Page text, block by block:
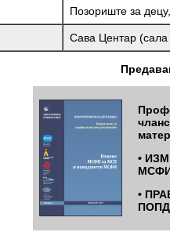
Позориште за
Сава Центар (сала
•
•